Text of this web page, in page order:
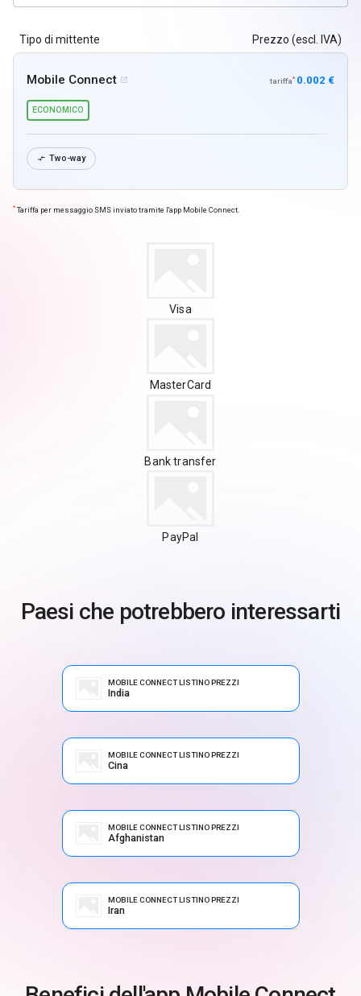
Tipo di mittente Prezzo (escl. IVA)
Mobile Connect  tariffa* 0.002 €
ECONOMICO
 Two-way
* Tariffa per messaggio SMS inviato tramite l'app Mobile Connect.
Visa
MasterCard
Bank transfer
PayPal
Paesi che potrebbero interessarti
MOBILE CONNECT LISTINO PREZZI
India
MOBILE CONNECT LISTINO PREZZI
Cina
MOBILE CONNECT LISTINO PREZZI
Afghanistan
MOBILE CONNECT LISTINO PREZZI
Iran